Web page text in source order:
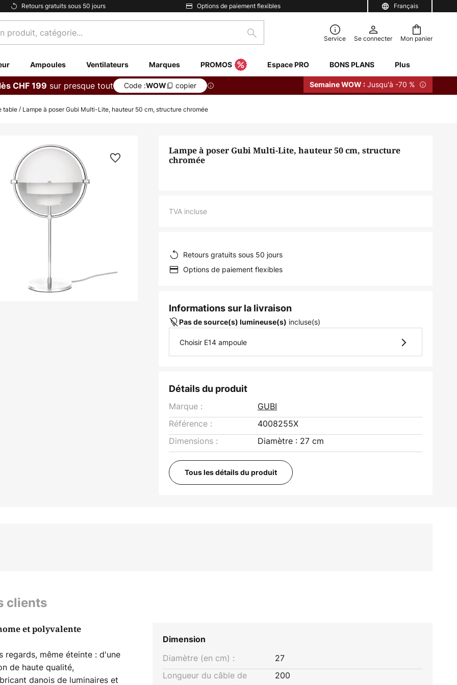
Français
Retours gratuits sous 50 jours Options de paiement flexibles
Mon panier
Rechercher Service Se connecter
Ampoules Ventilateurs Marques PROMOS Espace PRO BONS PLANS Plus
CHF 199 sur presque tout Code :WOW copier Semaine WOW : Jusqu'à -70 %
table Lampe à poser Gubi Multi-Lite, hauteur 50 cm, structure chromée
Lampe à poser Gubi Multi-Lite, hauteur 50 cm, structure
chromée
TVA incluse
Retours gratuits sous 50 jours
Options de paiement flexibles
Informations sur la livraison
Pas de source(s) lumineuse(s) incluse(s)
Choisir E14 ampoule
Détails du produit
Marque :
GUBI
Référence :
4008255X
Dimensions :
Diamètre : 27 cm
Tous les détails du produit
clients
et polyvalente
même éteinte : d'une
de haute qualité,
danois de luminaires et
Dimension
Diamètre (en cm) :
27
Longueur du câble de
200